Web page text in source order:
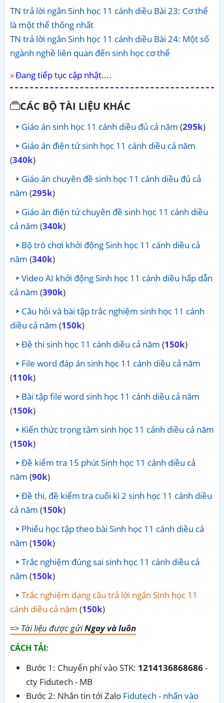
TN trả lời ngắn Sinh học 11 cánh diều Bài 23: Cơ thể
là một thể thống nhất
TN trả lời ngắn Sinh học 11 cánh diều Bài 24: Một số
ngành nghề liên quan đến sinh học cơ thể
Đang tiếp tục cập nhật....
CÁC BỘ TÀI LIỆU KHÁC
Giáo án sinh học 11 cánh diều đủ cả năm (295k)
Giáo án điện tử sinh học 11 cánh diều cả năm
(340k)
Giáo án chuyên đề sinh học 11 cánh diều đủ cả
năm (295k)
Giáo án điện tử chuyên đề sinh học 11 cánh diều
cả năm (340k)
Bộ trò chơi khởi động Sinh học 11 cánh diều cả
năm (340k)
Video AI khởi động Sinh học 11 cánh diều hấp dẫn
cả năm (390k)
Câu hỏi và bài tập trắc nghiệm sinh học 11 cánh
diều cả năm (150k)
Đề thi sinh học 11 cánh diều cả năm (150k)
File word đáp án sinh học 11 cánh diều cả năm
(110k)
Bài tập file word sinh học 11 cánh diều cả năm
(150k)
Kiến thức trọng tâm sinh học 11 cánh diều cả năm
(150k)
Đề kiểm tra 15 phút Sinh học 11 cánh diều cả
năm (90k)
Đề thi, đề kiểm tra cuối kì 2 sinh học 11 cánh diều
cả năm (150k)
Phiếu học tập theo bài Sinh học 11 cánh diều cả
năm (150k)
Trắc nghiệm đúng sai sinh học 11 cánh diều cả
năm (150k)
Trắc nghiệm dạng câu trả lời ngắn Sinh học 11
cánh diều cả năm (150k)
=> Tài liệu được gửiNgay và luôn
CÁCH TẢI:
Bước 1: Chuyển phí vào STK: 1214136868686-
cty Fidutech - MB
Bước 2: Nhắn tin tới Zalo Fidutech - nhấn vào